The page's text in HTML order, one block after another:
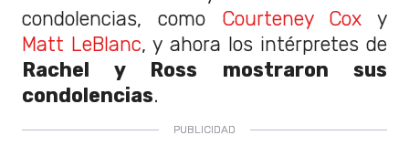
condolencias, como Courteney Cox y
Matt LeBlanc, y ahora los intérpretes de
Rachel y Ross mostraron sus
condolencias.